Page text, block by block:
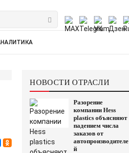
НОВОСТИ ОТРАСЛИ
Разорение
компании Hess
plastics объясняют
падением числа
заказов от
автопроизводителе
й